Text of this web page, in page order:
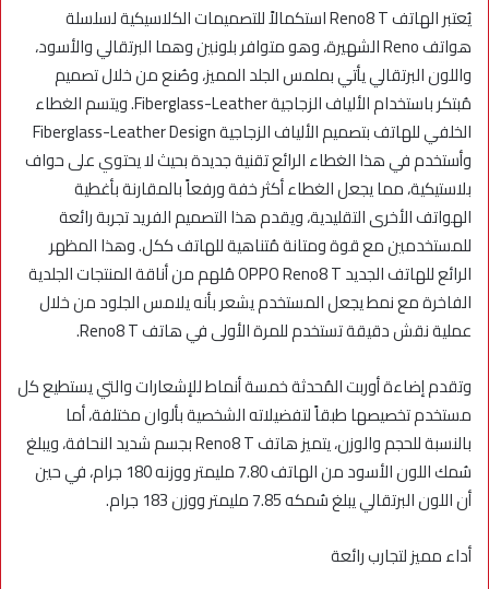
يُعتبر الهاتف Reno8 T استكمالاً للتصميمات الكلاسيكية لسلسلة
هواتف Reno الشهيرة، وهو متوافر بلونين وهما البرتقالي والأسود،
واللون البرتقالي يأتي بملمس الجلد المميز، وصُنع من خلال تصميم
مُبتكر باستخدام الألياف الزجاجية Fiberglass-Leather. ويتسم الغطاء
الخلفي للهاتف بتصميم الألياف الزجاجية Fiberglass-Leather Design
وأستخدم في هذا الغطاء الرائع تقنية جديدة بحيث لا يحتوي على حواف
بلاستيكية، مما يجعل الغطاء أكثر خفة ورفعاً بالمقارنة بأغطية
الهواتف الأخرى التقليدية، ويقدم هذا التصميم الفريد تجربة رائعة
للمستخدمين مع قوة ومتانة مُتناهية للهاتف ككل. وهذا المظهر
الرائع للهاتف الجديد OPPO Reno8 T مُلهم من أناقة المنتجات الجلدية
الفاخرة مع نمط يجعل المستخدم يشعر بأنه يلامس الجلود من خلال
عملية نقش دقيقة تستخدم للمرة الأولى في هاتف Reno8 T.
وتقدم إضاءة أوربت المُحدثة خمسة أنماط للإشعارات والتي يستطيع كل
مستخدم تخصيصها طبقاً لتفضيلاته الشخصية بألوان مختلفة، أما
بالنسبة للحجم والوزن، يتميز هاتف Reno8 T بجسم شديد النحافة، ويبلغ
سُمك اللون الأسود من الهاتف 7.80 مليمتر ووزنه 180 جرام، في حين
أن اللون البرتقالي يبلغ سُمكه 7.85 مليمتر ووزن 183 جرام.
أداء مميز لتجارب رائعة